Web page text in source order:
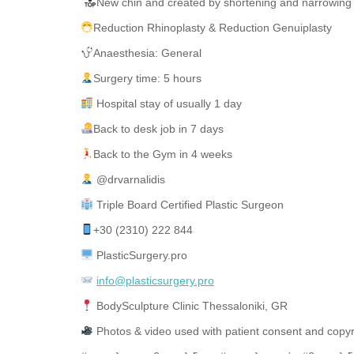
Reduction Rhinoplasty & Reduction Genuiplasty
Anaesthesia: General
Surgery time: 5 hours
Hospital stay of usually 1 day
Back to desk job in 7 days
Back to the Gym in 4 weeks
@drvarnalidis⠀⠀⠀⠀⠀
Triple Board Certified Plastic Surgeon⠀
+30 (2310) 222 844
PlasticSurgery.pro⠀
info@plasticsurgery.pro
BodySculpture Clinic Thessaloniki, GR
Photos & video used with patient consent and